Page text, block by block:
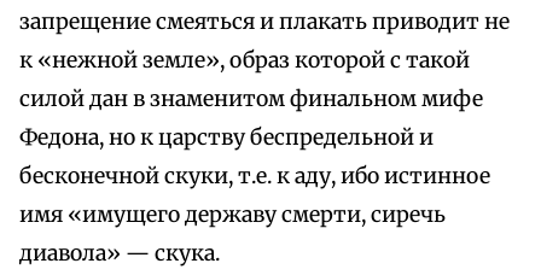
запрещение смеяться и плакать приводит не
к «нежной земле», образ которой с такой
силой дан в знаменитом финальном мифе
Федона, но к царству беспредельной и
бесконечной скуки, т.е. к аду, ибо истинное
имя «имущего державу смерти, сиречь
диавола» — скука.